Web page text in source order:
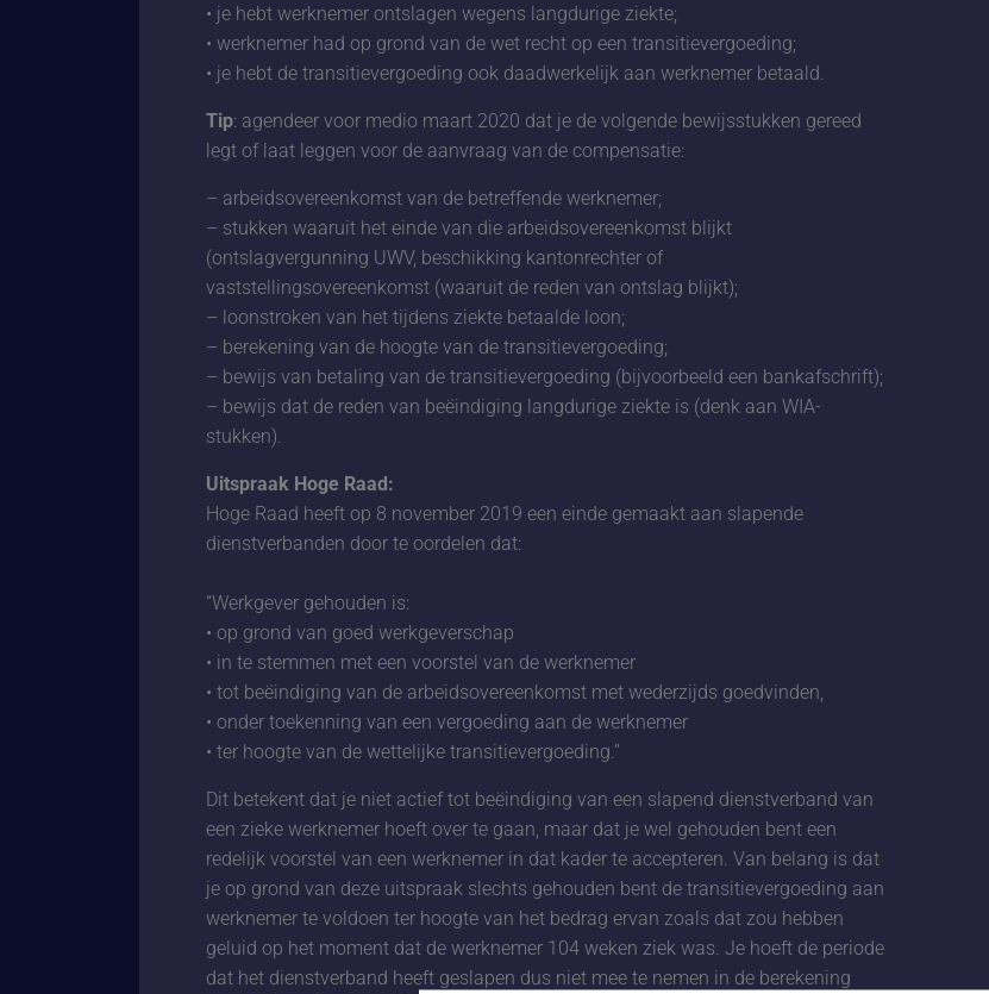
• je hebt werknemer ontslagen wegens langdurige ziekte;
• werknemer had op grond van de wet recht op een transitievergoeding;
• je hebt de transitievergoeding ook daadwerkelijk aan werknemer betaald.
Tip: agendeer voor medio maart 2020 dat je de volgende bewijsstukken gereed
legt of laat leggen voor de aanvraag van de compensatie:
– arbeidsovereenkomst van de betreffende werknemer;
– stukken waaruit het einde van die arbeidsovereenkomst blijkt
(ontslagvergunning UWV, beschikking kantonrechter of
vaststellingsovereenkomst (waaruit de reden van ontslag blijkt);
– loonstroken van het tijdens ziekte betaalde loon;
– berekening van de hoogte van de transitievergoeding;
– bewijs van betaling van de transitievergoeding (bijvoorbeeld een bankafschrift);
– bewijs dat de reden van beëindiging langdurige ziekte is (denk aan WIA-
stukken).
Uitspraak Hoge Raad:
Hoge Raad heeft op 8 november 2019 een einde gemaakt aan slapende
dienstverbanden door te oordelen dat:
“Werkgever gehouden is:
• op grond van goed werkgeverschap
• in te stemmen met een voorstel van de werknemer
• tot beëindiging van de arbeidsovereenkomst met wederzijds goedvinden,
• onder toekenning van een vergoeding aan de werknemer
• ter hoogte van de wettelijke transitievergoeding.”
Dit betekent dat je niet actief tot beëindiging van een slapend dienstverband van
een zieke werknemer hoeft over te gaan, maar dat je wel gehouden bent een
redelijk voorstel van een werknemer in dat kader te accepteren. Van belang is dat
je op grond van deze uitspraak slechts gehouden bent de transitievergoeding aan
werknemer te voldoen ter hoogte van het bedrag ervan zoals dat zou hebben
geluid op het moment dat de werknemer 104 weken ziek was. Je hoeft de periode
dat het dienstverband heeft geslapen dus niet mee te nemen in de berekening